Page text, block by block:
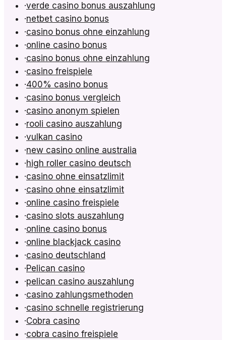
·verde casino bonus auszahlung
·netbet casino bonus
·casino bonus ohne einzahlung
·online casino bonus
·casino bonus ohne einzahlung
·casino freispiele
·400% casino bonus
·casino bonus vergleich
·casino anonym spielen
·rooli casino auszahlung
·vulkan casino
·new casino online australia
·high roller casino deutsch
·casino ohne einsatzlimit
·casino ohne einsatzlimit
·online casino freispiele
·casino slots auszahlung
·online casino bonus
·online blackjack casino
·casino deutschland
·Pelican casino
·pelican casino auszahlung
·casino zahlungsmethoden
·casino schnelle registrierung
·Cobra casino
·cobra casino freispiele